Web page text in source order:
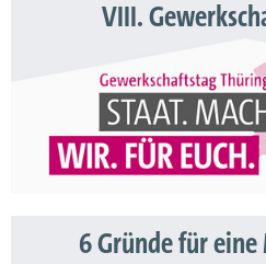
VIII.
6 Gründe für